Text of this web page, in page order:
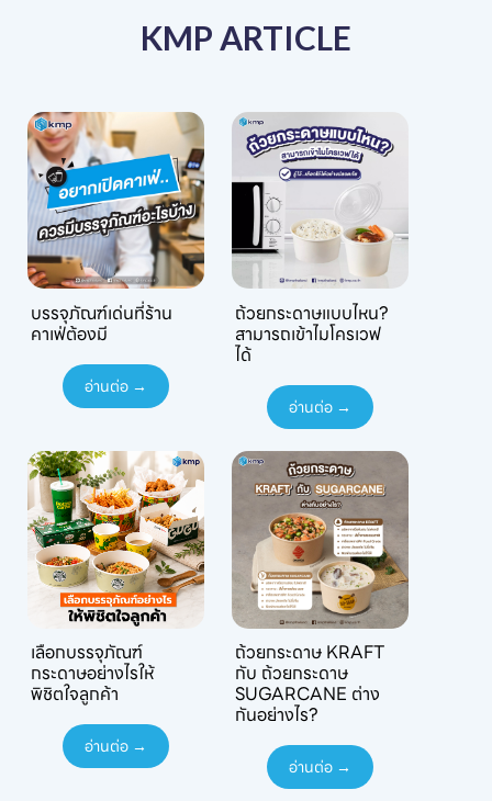
KMP ARTICLE
บรรจุภัณฑ์เด่นที่ร้าน
คาเฟ่ต้องมี
อ่านต่อ →
ถ้วยกระดาษแบบไหน?
สามารถเข้าไมโครเวฟ
ได้
อ่านต่อ →
เลือกบรรจุภัณฑ์
กระดาษอย่างไรให้
พิชิตใจลูกค้า
อ่านต่อ →
ถ้วยกระดาษ KRAFT
กับ ถ้วยกระดาษ
SUGARCANE ต่าง
กันอย่างไร?
อ่านต่อ →